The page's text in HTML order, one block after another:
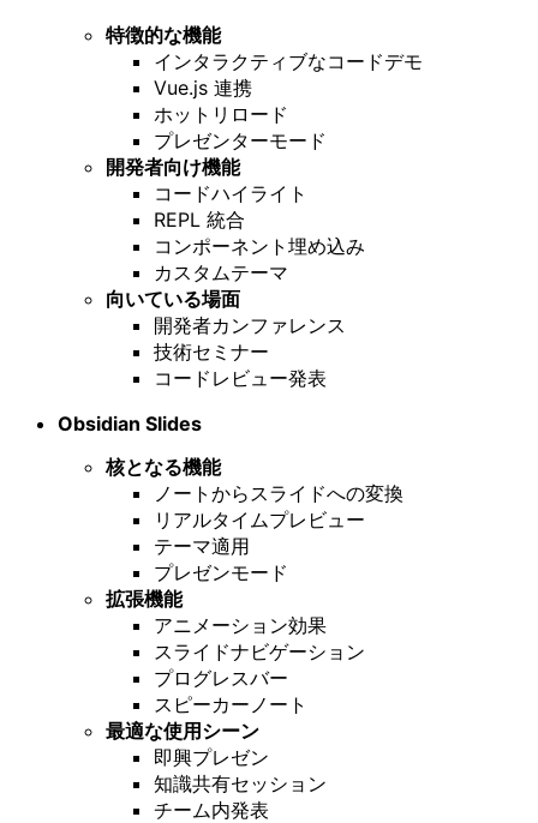
特徴的な機能
インタラクティブなコードデモ
Vue.js 連携
ホットリロード
プレゼンターモード
開発者向け機能
コードハイライト
REPL 統合
コンポーネント埋め込み
カスタムテーマ
向いている場面
開発者カンファレンス
技術セミナー
コードレビュー発表
Obsidian Slides
核となる機能
ノートからスライドへの変換
リアルタイムプレビュー
テーマ適用
プレゼンモード
拡張機能
アニメーション効果
スライドナビゲーション
プログレスバー
スピーカーノート
最適な使用シーン
即興プレゼン
知識共有セッション
チーム内発表